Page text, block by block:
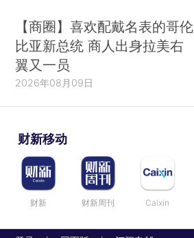
【商圈】喜欢配戴名表的哥伦
比亚新总统 商人出身拉美右
翼又一员
2026年08月09日
财新移动
财新 财新周刊 Caixin